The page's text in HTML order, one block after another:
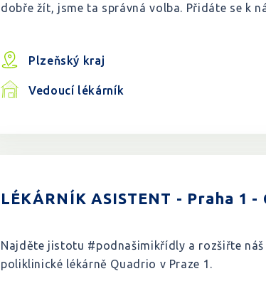
dobře žít, jsme ta správná volba. Přidáte se k
Plzeňský kraj
Vedoucí lékárník
LÉKÁRNÍK ASISTENT - Praha 1
Najděte jistotu #podnašimikřídly a rozšiřte náš
poliklinické lékárně Quadrio v Praze 1.